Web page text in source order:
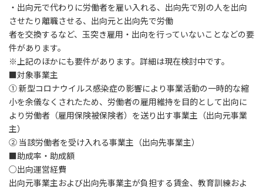
・出向元で代わりに労働者を雇い入れる、出向先で別の人を出向
させたり離職させる、出向元と出向先で労働
者を交換するなど、玉突き雇用・出向を行っていないことなどの要
件があります。
※上記のほかにも要件があります。詳細は現在検討中です。
■対象事業主
① 新型コロナウイルス感染症の影響により事業活動の一時的な縮
小を余儀なくされたため、労働者の雇用維持を目的として出向に
より労働者（雇用保険被保険者）を送り出す事業主（出向元事業
主）
② 当該労働者を受け入れる事業主（出向先事業主）
■助成率・助成額
○出向運営経費
出向元事業主および出向先事業主が負担する賃金、教育訓練およ